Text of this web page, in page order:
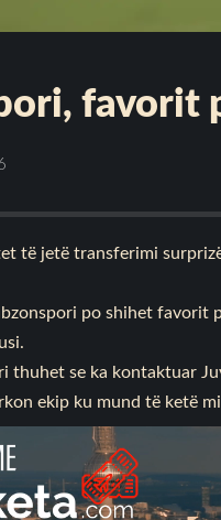
favorit
të jetë transferimi
po shihet favorit
thuhet se ka kontaktuar
ekip ku mund të ketë